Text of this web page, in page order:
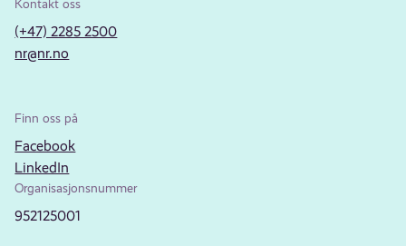
Kontakt oss
(+47) 2285 2500
nr@nr.no
Finn oss på
Facebook
LinkedIn
Organisasjonsnummer
952125001